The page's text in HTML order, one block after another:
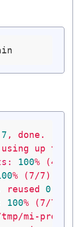
7 ,
done.
using up to
100%
(4/4),
% (7/7),
reused 0
100% (7/7),
mi-